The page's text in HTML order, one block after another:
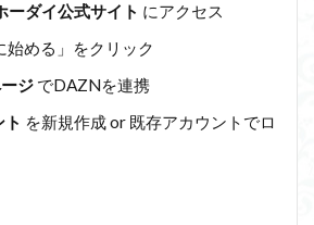
ダイ公式サイト にアクセス
始める」をクリック
ジでDAZNを連携
を新規作成 or 既存アカウントでロ